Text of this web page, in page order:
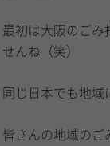
最初は大阪のごみ
せんね（笑）
同じ日本でも地域
皆さんの地域のご